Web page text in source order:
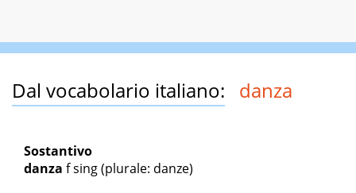
Dal vocabolario italiano: danza
Sostantivo
danza f sing(plurale: danze)